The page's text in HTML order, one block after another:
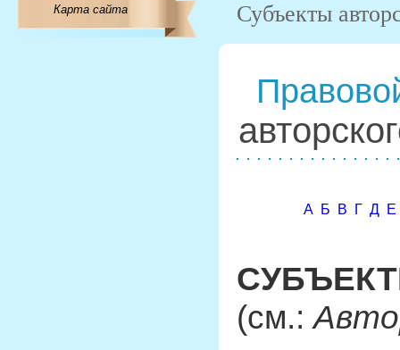
Карта сайта
Субъекты
А Б В Г Д Е
(см.: